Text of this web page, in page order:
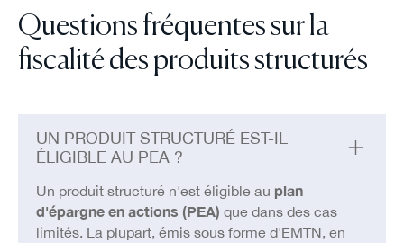
Questions fréquentes sur la
fiscalité des produits structurés
UN PRODUIT STRUCTURÉ EST-IL
ÉLIGIBLE AU PEA ?
Un produit structuré n'est éligible au plan
d'épargne en actions (PEA) que dans des cas
limités. La plupart, émis sous forme d'EMTN, en